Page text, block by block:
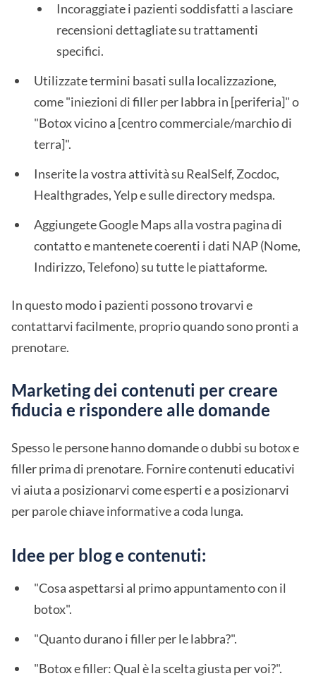
Incoraggiate i pazienti soddisfatti a lasciare
recensioni dettagliate su trattamenti
specifici.
Utilizzate termini basati sulla localizzazione,
come "iniezioni di filler per labbra in [periferia]" o
"Botox vicino a [centro commerciale/marchio di
terra]".
Inserite la vostra attività su RealSelf, Zocdoc,
Healthgrades, Yelp e sulle directory medspa.
Aggiungete Google Maps alla vostra pagina di
contatto e mantenete coerenti i dati NAP (Nome,
Indirizzo, Telefono) su tutte le piattaforme.
In questo modo i pazienti possono trovarvi e
contattarvi facilmente, proprio quando sono pronti a
prenotare.
Marketing dei contenuti per creare
fiducia e rispondere alle domande
Spesso le persone hanno domande o dubbi su botox e
filler prima di prenotare. Fornire contenuti educativi
vi aiuta a posizionarvi come esperti e a posizionarvi
per parole chiave informative a coda lunga.
Idee per blog e contenuti:
"Cosa aspettarsi al primo appuntamento con il
botox".
"Quanto durano i filler per le labbra?".
"Botox e filler: Qual è la scelta giusta per voi?".